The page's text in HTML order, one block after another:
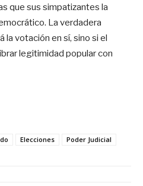
que sus simpatizantes la
La verdadera
la votación en sí, sino si el
legitimidad popular con
Elecciones Poder Judicial